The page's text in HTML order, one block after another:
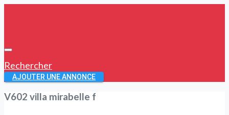
Rechercher
AJOUTER UNE ANNONCE
V602 villa mirabelle f